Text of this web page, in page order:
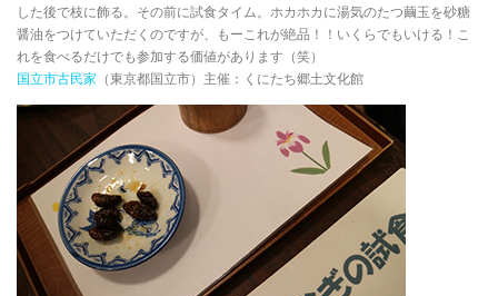
した後で枝に飾る。その前に試食タイム。ホカホカに湯気のたつ繭玉を砂糖
醤油をつけていただくのですが、もーこれが絶品！！いくらでもいける！こ
れを食べるだけでも参加する価値があります（笑）
国立市古民家 （東京都国立市）主催：くにたち郷土文化館